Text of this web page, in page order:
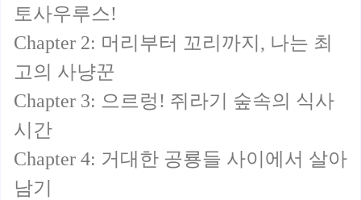
토사우루스!
Chapter 2: 머리부터 꼬리까지, 나는 최
고의 사냥꾼
Chapter 3: 으르렁! 쥐라기 숲속의 식사
시간
Chapter 4: 거대한 공룡들 사이에서 살아
남기